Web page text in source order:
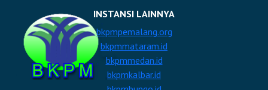
INSTANSI LAINNYA
bkpmpemalang.org
bkpmmataram.id
bkpmmedan.id
bkpmkalbar.id